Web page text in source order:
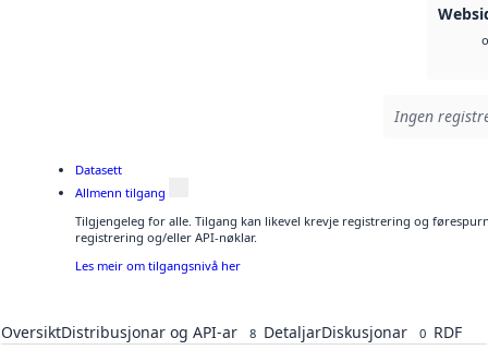
Ingen
Datasett
Allmenn tilgang
Tilgjengeleg for alle. Tilgang kan likevel krevje registrering og
registrering og/eller API-nøklar.
Les meir om tilgangsnivå her
OversiktDistribusjonar og API-ar 8 DetaljarDiskusjonar 0 RDF